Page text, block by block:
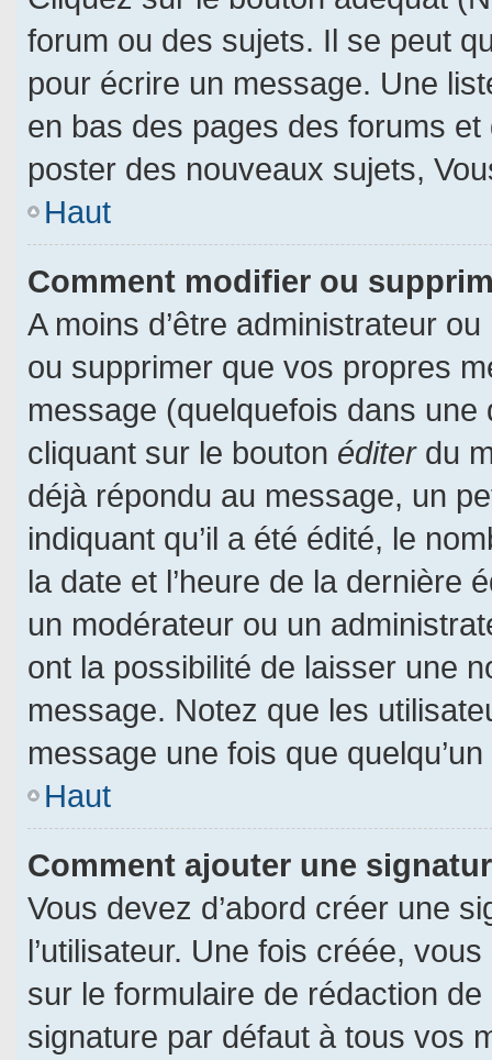
forum ou des sujets. Il se peut
pour écrire un message. Une
en bas des pages des forums
poster des nouveaux sujets,
Haut
Comment modifier ou
A moins d’être administrateur
ou supprimer que vos propres
message (quelquefois dans
cliquant sur le bouton éditerdu
déjà répondu au message, un
indiquant qu’il a été édité, le
la date et l’heure de la dernière
un modérateur ou un
ont la possibilité de laisser une
message. Notez que les
message une fois que
Haut
Comment ajouter une
Vous devez d’abord créer une
l’utilisateur. Une fois créée,
sur le formulaire de rédaction
signature par défaut à tous vos